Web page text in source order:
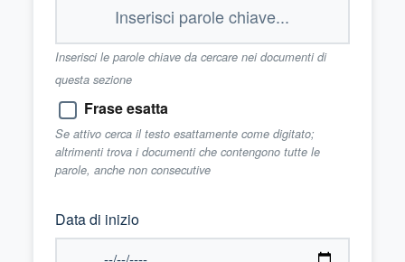
Inserisci le parole chiave da cercare nei documenti di
questa sezione
Frase esatta
Se attivo cerca il testo esattamente come digitato;
altrimenti trova i documenti che contengono tutte le
parole, anche non consecutive
Data di inizio